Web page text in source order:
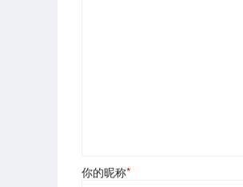
你的昵称*